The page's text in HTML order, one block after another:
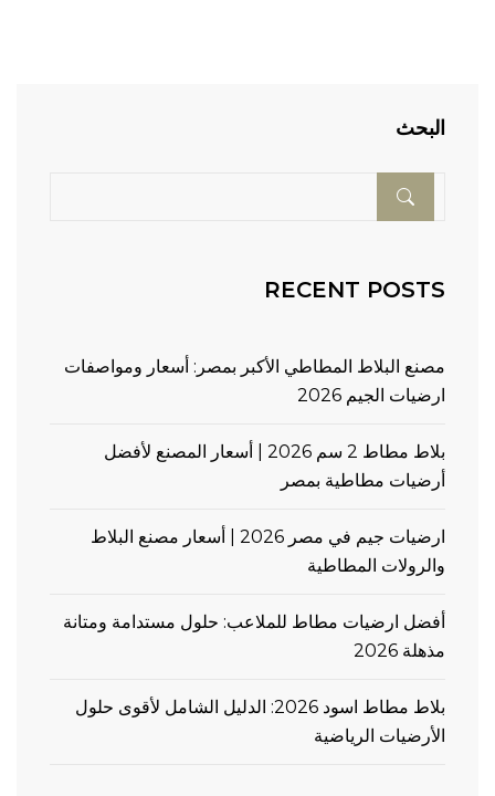
البحث
RECENT POSTS
مصنع البلاط المطاطي الأكبر بمصر: أسعار ومواصفات
ارضيات الجيم 2026
بلاط مطاط 2 سم 2026 | أسعار المصنع لأفضل
أرضيات مطاطية بمصر
ارضيات جيم في مصر 2026 | أسعار مصنع البلاط
والرولات المطاطية
أفضل ارضيات مطاط للملاعب: حلول مستدامة ومتانة
مذهلة 2026
بلاط مطاط اسود 2026: الدليل الشامل لأقوى حلول
الأرضيات الرياضية